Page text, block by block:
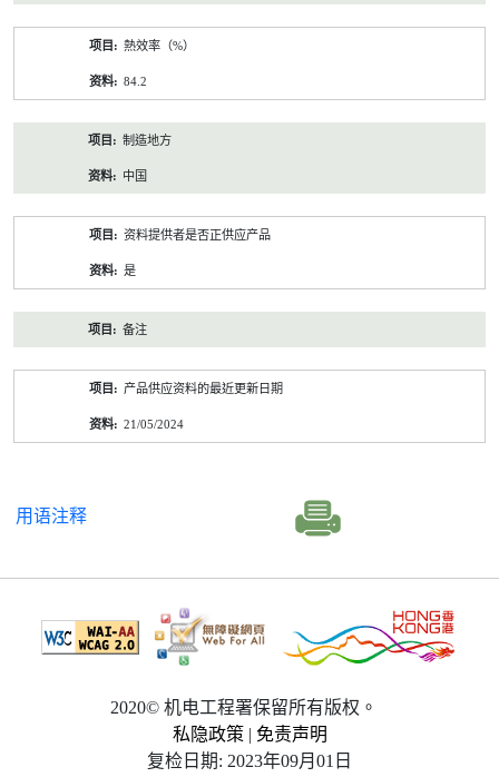
熱效率（%）
84.2
制造地方
中国
资料提供者是否正供应产品
是
备注
产品供应资料的最近更新日期
21/05/2024
用语注释
2020© 机电工程署保留所有版权。
私隐政策 | 免责声明
复检日期: 2023年09月01日